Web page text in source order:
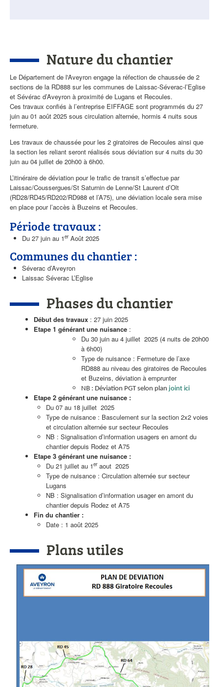
l'actualité
Nature du chantier
Le Département de l'Aveyron engage la réfection de chaussée de 2
sections de la RD888 sur les communes de Laissac-Séverac-l’Eglise
et Sévérac d’Aveyron à proximité de Lugans et Recoules.
Ces travaux confiés à l’entreprise EIFFAGE sont programmés du 27
juin au 01 août 2025 sous circulation alternée, hormis 4 nuits sous
fermeture.
Les travaux de chaussée pour les 2 giratoires de Recoules ainsi que
la section les reliant seront réalisés sous déviation sur 4 nuits du 30
juin au 04 juillet de 20h00 à 6h00.
L’itinéraire de déviation pour le trafic de transit s’effectue par
Laissac/Coussergues/St Saturnin de Lenne/St Laurent d’Olt
(RD28/RD45/RD202/RD988 et l’A75), une déviation locale sera mise
en place pour l’accès à Buzeins et Recoules.
Période travaux :
Du 27 juin au 1er Août 2025
Communes du chantier :
Séverac d’Aveyron
Laissac Séverac L’Eglise
Phases du chantier
Début des travaux : 27 juin 2025
Etape 1 générant une nuisance :
Du 30 juin au 4 juillet 2025 (4 nuits de 20h00
à 6h00)
Type de nuisance : Fermeture de l’axe
RD888 au niveau des giratoires de Recoules
et Buzeins, déviation à emprunter
NB : Déviation PGT selon plan joint ici
Etape 2 générant une nuisance :
Du 07 au 18 juillet 2025
Type de nuisance : Basculement sur la section 2x2 voies
et circulation alternée sur secteur Recoules
NB : Signalisation d’information usagers en amont du
chantier depuis Rodez et A75
Etape 3 générant une nuisance :
Du 21 juillet au 1er aout 2025
Type de nuisance : Circulation alternée sur secteur
Lugans
NB : Signalisation d’information usager en amont du
chantier depuis Rodez et A75
Fin du chantier :
Date : 1 août 2025
Plans utiles